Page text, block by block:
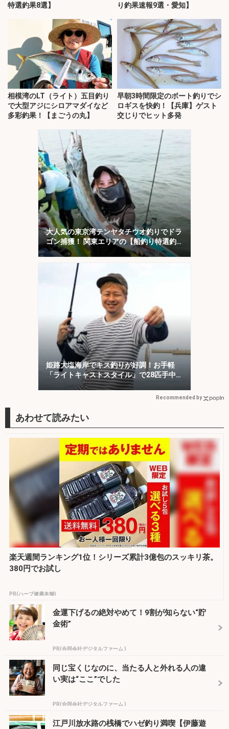
特選釣果8選】
り釣果速報9選・愛知】
相模湾のLT（ライト）五目釣り
で大型アジにシロアマダイなど
多彩釣果！【まごうの丸】
早朝3時間限定のボート釣りでシ
ロギスを快釣！【兵庫】ゲスト
交じりでヒット多発
大人気の東京湾テンヤタチウオ釣りでドラ
ゴン捕獲！ 関東エリアの【船釣り特選釣
果7選】
姫路大塩海岸でキス釣りが好調！お手軽
「ライトキャストスタイル」で28匹手中
Recommended by
楽天週間ランキング1位！シリーズ累計3億包のスッキリ茶。
380円でお試し
PR(ハーブ健康本舗)
金運下げるの絶対やめて！9割が知らない“貯
金術”
PR(合同会社デジタルファーム )
同じ宝くじなのに、当たる人と外れる人の違
い実は“ここ”でした
PR(合同会社デジタルファーム )
江戸川放水路の桟橋でハゼ釣り満喫【伊藤遊